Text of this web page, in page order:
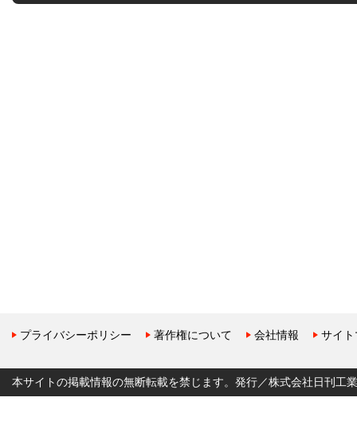
プライバシーポリシー 著作権について 会社情報 サイ
本サイトの掲載情報の無断転載を禁じます。発行／株式会社日刊